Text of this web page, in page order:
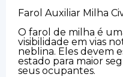
Farol Auxiliar Milha
O farol de milha é
visibilidade em vias
neblina. Eles devem
estado para maior
seus ocupantes.